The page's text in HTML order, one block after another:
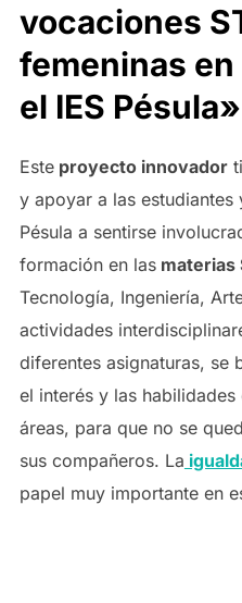
vocaciones
femeninas en
el IES Pésula»
Esteproyecto innovador
y apoyar a las estudiantes
Pésula a sentirse
formación en lasmaterias
Tecnología, Ingeniería,
actividades
diferentes asignaturas, se
el interés y las
áreas, para que no se
sus compañeros. La
papel muy importante en